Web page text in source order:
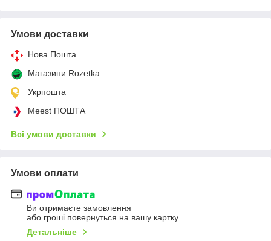
Умови доставки
Нова Пошта
Магазини Rozetka
Укрпошта
Meest ПОШТА
Всі умови доставки
Умови оплати
Ви отримаєте замовлення
або гроші повернуться на вашу картку
Детальніше